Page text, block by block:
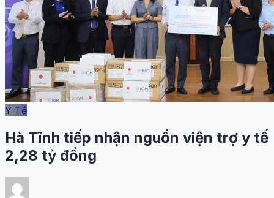
Y Tế
Hà Tĩnh tiếp nhận nguồn viện trợ y tế
2,28 tỷ đồng